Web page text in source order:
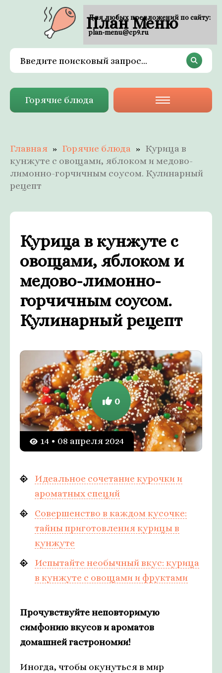
План Меню
Горячие блюда
Главная Горячие блюда
Курица в
кунжуте с овощами, яблоком и медово-
лимонно-горчичным соусом. Кулинарный
рецепт
Курица в кунжуте с
овощами, яблоком и
медово-лимонно-
горчичным соусом.
Кулинарный рецепт
14 • 08 апреля 2024
0
Идеальное сочетание курочки и
ароматных специй
Совершенство в каждом кусочке:
тайны приготовления курицы в
кунжуте
Испытайте необычный вкус: курица
в кунжуте с овощами и фруктами
Прочувствуйте неповторимую
симфонию вкусов и ароматов
домашней гастрономии!
Иногда, чтобы окунуться в мир
Для любых предложений по сайту:
plan-menu@cp9.ru